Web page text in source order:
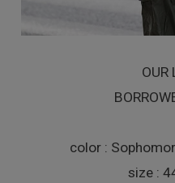
OUR
color :
size :